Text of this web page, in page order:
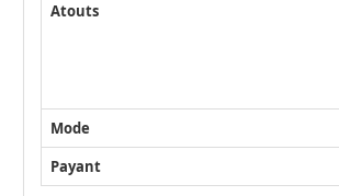
Atouts
Mode
Payant